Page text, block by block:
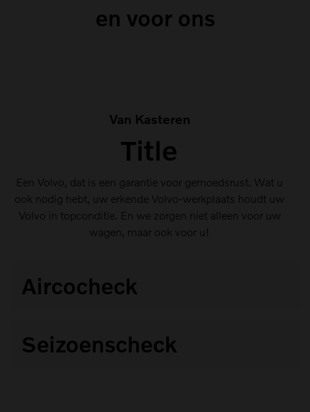
en voor ons
Van Kasteren
Title
Een Volvo, dat is een garantie voor gemoedsrust. Wat u
ook nodig hebt, uw erkende Volvo-werkplaats houdt uw
Volvo in topconditie. En we zorgen niet alleen voor uw
wagen, maar ook voor u!
Aircocheck
voor ow comfort
Seizoenscheck